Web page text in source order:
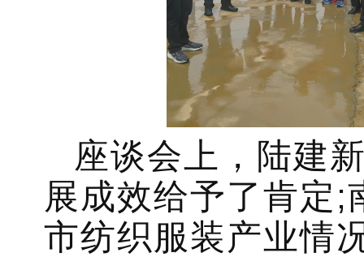
座谈会上，陆建
展成效给予了肯定
市纺织服装产业情